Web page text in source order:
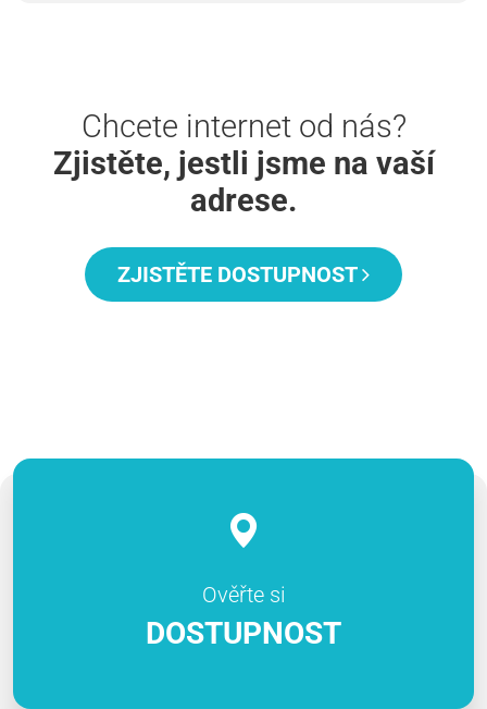
Chcete internet od nás?
Zjistěte, jestli jsme na vaší
adrese.
ZJISTĚTE DOSTUPNOST
Ověřte si
DOSTUPNOST